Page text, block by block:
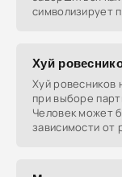
символизирует
Хуй
Хуй ровесников
при выборе
Человек может
зависимости от